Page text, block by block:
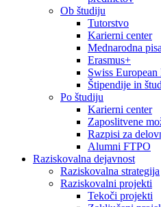
Ob študiju
Tutorstvo
Karierni center
Mednarodna
Erasmus+
Swiss
Štipendije in
Po študiju
Karierni center
Zaposlitvene
Razpisi za
Alumni FTPO
Raziskovalna dejavnost
Raziskovalna strategija
Raziskovalni projekti
Tekoči projekti